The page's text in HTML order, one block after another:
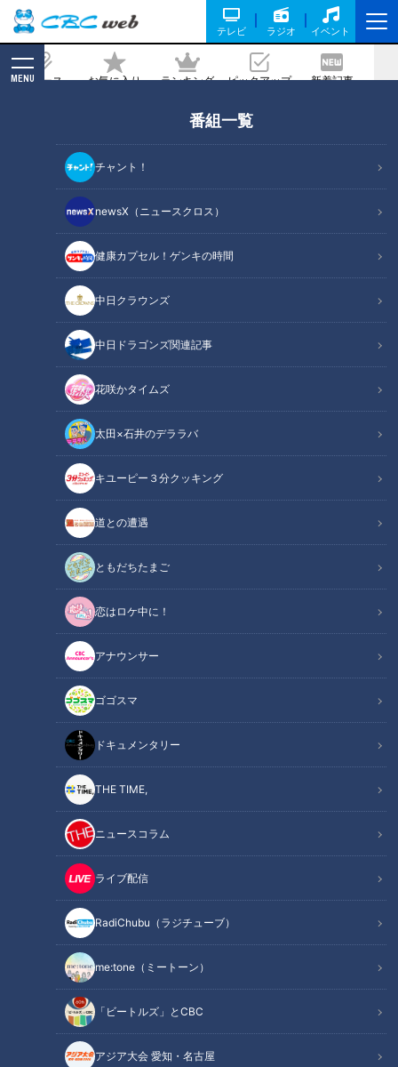
テレビ ラジオ イベント
ニュース お気に入り ランキング ピックアップ 新着記事
MENU
番組一覧
チャント！
newsX（ニュースクロス）
健康カプセル！ゲンキの時間
中日クラウンズ
中日ドラゴンズ関連記事
花咲かタイムズ
太田×石井のデララバ
キユーピー３分クッキング
道との遭遇
ともだちたまご
恋はロケ中に！
アナウンサー
ゴゴスマ
ドキュメンタリー
THE TIME,
ニュースコラム
ライブ配信
RadiChubu（ラジチューブ）
me:tone（ミートーン）
「ビートルズ」とCBC
アジア大会 愛知・名古屋
記事に戻る
『百合子』柴田理恵（スジナシ）
この記事の画像
この記事を見たあなたへのおすすめ
『却下さん』野間口徹 （スジ
『星がきれいだ』浅野和之（ス
『春よ来い』原日出子（スジナ
シ）